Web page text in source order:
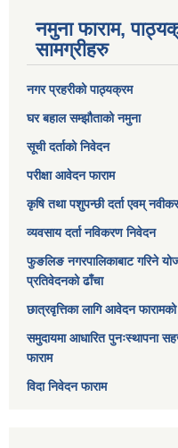
नमुना फाराम,
सामग्रीहरु
नगर प्रहरीको पाठ्यक्रम
घर बहाल सम्झौताको नमुना
सूची दर्ताको निवेदन
परीक्षा आवेदन फाराम
कृषि तथा पशुपन्छी दर्ता एवम्
व्यवसाय दर्ता नविकरण निवेदन
फुङलिङ नगरपालिकाबाट गरिने
प्रतिवेदनको ढाँचा
छात्रवृत्तिका लागि आवेदन फारामको
समुदायमा आधारित पुनःस्थापना
फाराम
विदा निवेदन फाराम